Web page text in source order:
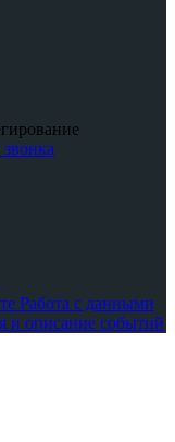
Работа с данными
и описание событий